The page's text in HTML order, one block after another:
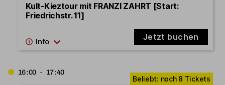
Kult-Kieztour mit FRANZI ZAHRT [Start:
Friedrichstr. 11]
Jetzt buchen
16:00 - 17:40